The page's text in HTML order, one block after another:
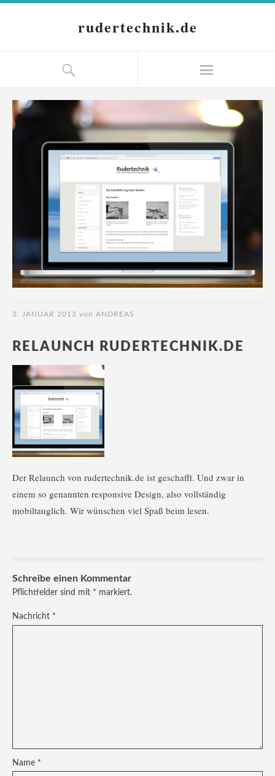
rudertechnik.de
3. JANUAR 2013 von ANDREAS
RELAUNCH RUDERTECHNIK.DE
Der Relaunch von rudertechnik.de ist geschafft. Und zwar in
einem so genannten responsive Design, also vollständig
mobiltauglich. Wir wünschen viel Spaß beim lesen.
Schreibe einen Kommentar
Pflichtfelder sind mit * markiert.
Nachricht *
Name *